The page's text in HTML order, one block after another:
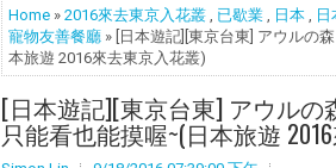
Home » 2016來去東京入花叢 , 已歇業 , 日本 ,
寵物友善餐廳 » [日本遊記][東京台東] アウルの
本旅遊 2016來去東京入花叢)
[日本遊記][東京台東] アウルの
只能看也能摸喔~(日本旅遊